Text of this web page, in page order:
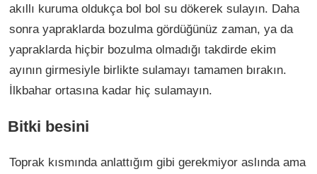
akıllı kuruma oldukça bol bol su dökerek sulayın. Daha
sonra yapraklarda bozulma gördüğünüz zaman, ya da
yapraklarda hiçbir bozulma olmadığı takdirde ekim
ayının girmesiyle birlikte sulamayı tamamen bırakın.
İlkbahar ortasına kadar hiç sulamayın.
Bitki besini
Toprak kısmında anlattığım gibi gerekmiyor aslında ama